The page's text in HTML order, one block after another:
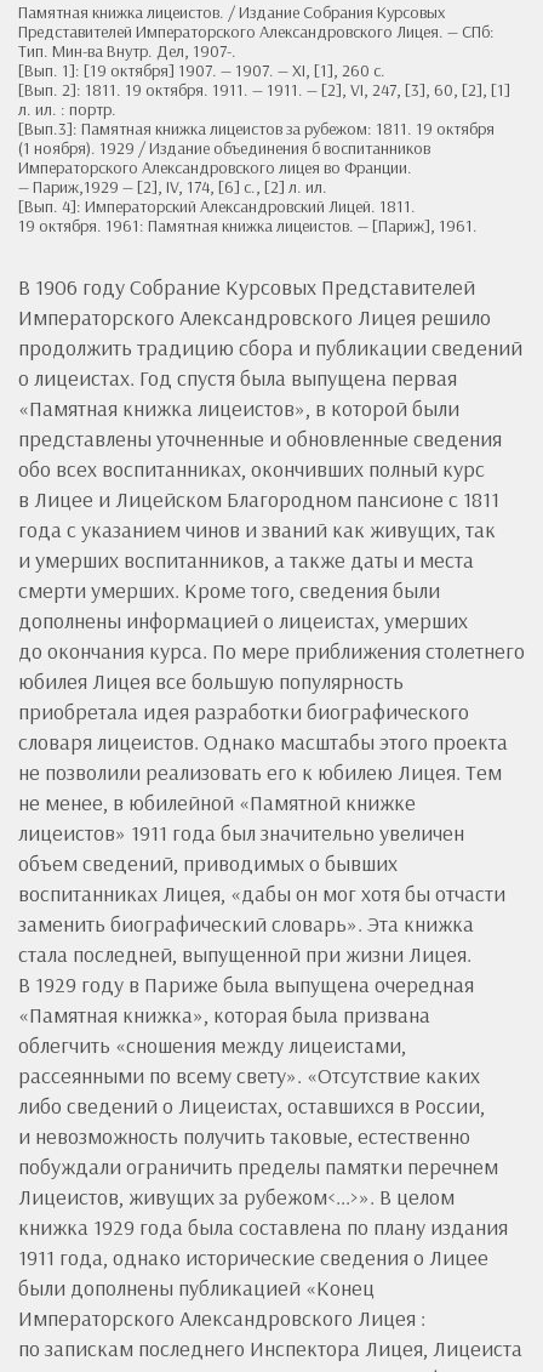
Памятная книжка лицеистов. / Издание Собрания Курсовых
Представителей Императорского Александровского Лицея. — СПб:
Тип. Мин-ва Внутр. Дел, 1907-.
[Вып. 1]: [19 октября] 1907. — 1907. — XI, [1], 260 с.
[Вып. 2]: 1811. 19 октября. 1911. — 1911. — [2], VI, 247, [3], 60, [2], [1]
л. ил. : портр.
[Вып.3]: Памятная книжка лицеистов за рубежом: 1811. 19 октября
(1 ноября). 1929 / Издание объединения б воспитанников
Императорского Александровского лицея во Франции.
— Париж,1929 — [2], IV, 174, [6] c., [2] л. ил.
[Вып. 4]: Императорский Александровский Лицей. 1811.
19 октября. 1961: Памятная книжка лицеистов. — [Париж], 1961.
В 1906 году Собрание Курсовых Представителей
Императорского Александровского Лицея решило
продолжить традицию сбора и публикации сведений
о лицеистах. Год спустя была выпущена первая
«Памятная книжка лицеистов», в которой были
представлены уточненные и обновленные сведения
обо всех воспитанниках, окончивших полный курс
в Лицее и Лицейском Благородном пансионе с 1811
года с указанием чинов и званий как живущих, так
и умерших воспитанников, а также даты и места
смерти умерших. Кроме того, сведения были
дополнены информацией о лицеистах, умерших
до окончания курса. По мере приближения столетнего
юбилея Лицея все большую популярность
приобретала идея разработки биографического
словаря лицеистов. Однако масштабы этого проекта
не позволили реализовать его к юбилею Лицея. Тем
не менее, в юбилейной «Памятной книжке
лицеистов» 1911 года был значительно увеличен
объем сведений, приводимых о бывших
воспитанниках Лицея, «дабы он мог хотя бы отчасти
заменить биографический словарь». Эта книжка
стала последней, выпущенной при жизни Лицея.
В 1929 году в Париже была выпущена очередная
«Памятная книжка», которая была призвана
облегчить «сношения между лицеистами,
рассеянными по всему свету». «Отсутствие каких
либо сведений о Лицеистах, оставшихся в России,
и невозможность получить таковые, естественно
побуждали ограничить пределы памятки перечнем
Лицеистов, живущих за рубежом<...>». В целом
книжка 1929 года была составлена по плану издания
1911 года, однако исторические сведения о Лицее
были дополнены публикацией «Конец
Императорского Александровского Лицея :
по запискам последнего Инспектора Лицея, Лицеиста